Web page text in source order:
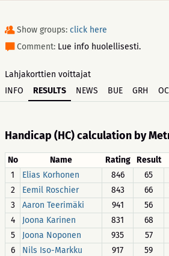
Show groups: click here
Comment: Lue info huolellisesti.
Lahjakorttien voittajat
INFO
RESULTS NEWS BUE GRH
Handicap (HC) calculation by
No Name Rating Result
1
Elias Korhonen 846 65
2
Eemil Roschier 843 66
3
Aaron Teerimäki 941 56
4
Joona Karinen 831 68
5
Joona Noponen 935 57
6
Nils Iso-Markku 917 59